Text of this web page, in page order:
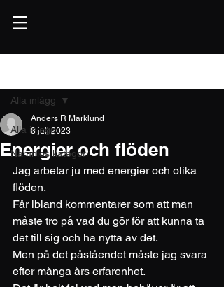
Alla inlägg
Namnlös kategori
Alla inlägg
Energier och flöden
Anders R Marklund
8 juli 2023
Jag arbetar ju med energier och olika
flöden.
Får ibland kommentarer som att man
måste tro på vad du gör för att kunna ta
det till sig och ha nytta av det.
Men på det påståendet måste jag svara
efter många års erfarenhet.